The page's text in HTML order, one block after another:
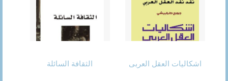
اشكاليات العقل العربى الثقافة السائلة